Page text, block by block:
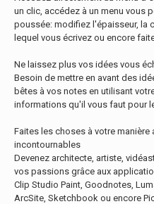
un clic, accédez à un menu vous
poussée: modifiez l'épaisseur, la
lequel vous écrivez ou encore
Ne laissez plus vos idées vous
Besoin de mettre en avant des
bêtes à vos notes en utilisant
informations qu'il vous faut pour
Faites les choses à votre
incontournables
Devenez architecte, artiste,
vos passions grâce aux
Clip Studio Paint, Goodnotes,
ArcSite, Sketchbook ou encore